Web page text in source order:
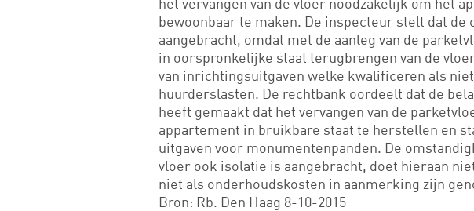
bewoonbaar te maken. De inspecteur stelt dat
aangebracht, omdat met de aanleg van de
in oorspronkelijke staat terugbrengen van de
van inrichtingsuitgaven welke kwalificeren als
huurderslasten. De rechtbank oordeelt dat de
heeft gemaakt dat het vervangen van de
appartement in bruikbare staat te herstellen en
uitgaven voor monumentenpanden. De
vloer ook isolatie is aangebracht, doet hieraan
niet als onderhoudskosten in aanmerking zijn
Bron: Rb. Den Haag 8-10-2015